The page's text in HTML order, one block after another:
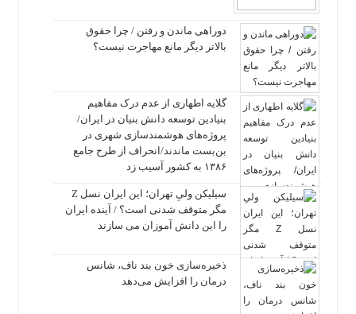
دوراهی ماندن و رفتن / چرا حقوق
بالاتر دیگر مانع مهاجرت نیست؟
گلایه اطهاری از عدم درک مفاهیم
بنیادین توسعه دانش بنیان در ایران/
پروژه‌های هوشمندسازی شهری در
بن‌بست ماندند/انحراف از طرح جامع
۱۳۸۶ به کشور آسیب زد
سیلیکن ولیِ تهران؛ این ایران نسل Z
مگر متوقف شدنی است؟ / آینده ایران
را این دانش آموزان می سازند
ذخیره‌سازی خون بند ناف، شانس
درمان را افزایش می‌دهد